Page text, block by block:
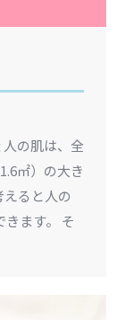
の肌は、全
㎡）の大き
ると人の
ます。 そ